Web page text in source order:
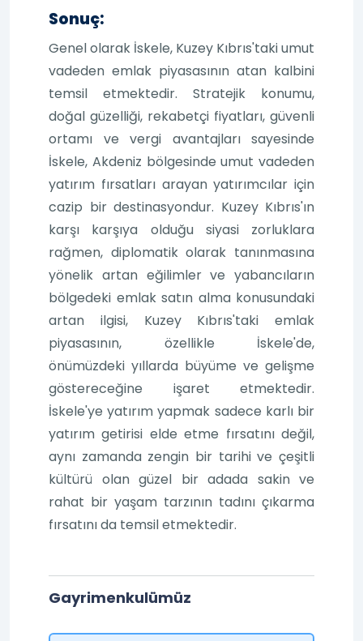
Sonuç:
Genel olarak İskele, Kuzey Kıbrıs'taki umut
vadeden emlak piyasasının atan kalbini
temsil etmektedir. Stratejik konumu,
doğal güzelliği, rekabetçi fiyatları, güvenli
ortamı ve vergi avantajları sayesinde
İskele, Akdeniz bölgesinde umut vadeden
yatırım fırsatları arayan yatırımcılar için
cazip bir destinasyondur. Kuzey Kıbrıs'ın
karşı karşıya olduğu siyasi zorluklara
rağmen, diplomatik olarak tanınmasına
yönelik artan eğilimler ve yabancıların
bölgedeki emlak satın alma konusundaki
artan ilgisi, Kuzey Kıbrıs'taki emlak
piyasasının, özellikle İskele'de,
önümüzdeki yıllarda büyüme ve gelişme
göstereceğine işaret etmektedir.
İskele'ye yatırım yapmak sadece karlı bir
yatırım getirisi elde etme fırsatını değil,
aynı zamanda zengin bir tarihi ve çeşitli
kültürü olan güzel bir adada sakin ve
rahat bir yaşam tarzının tadını çıkarma
fırsatını da temsil etmektedir.
Gayrimenkulümüz